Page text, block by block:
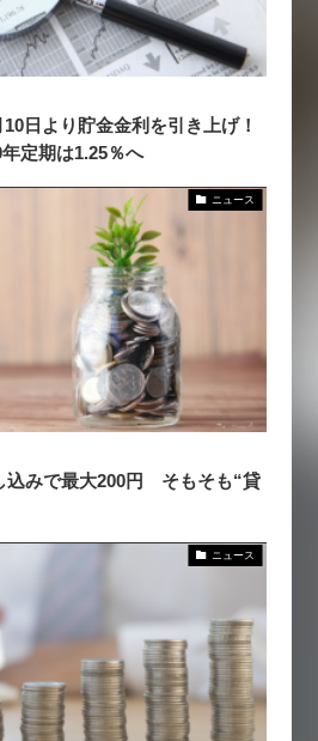
10日より貯金金利を引き上げ！
定期は1.25％へ
ニュース
込みで最大200円 そもそも“貸
ニュース